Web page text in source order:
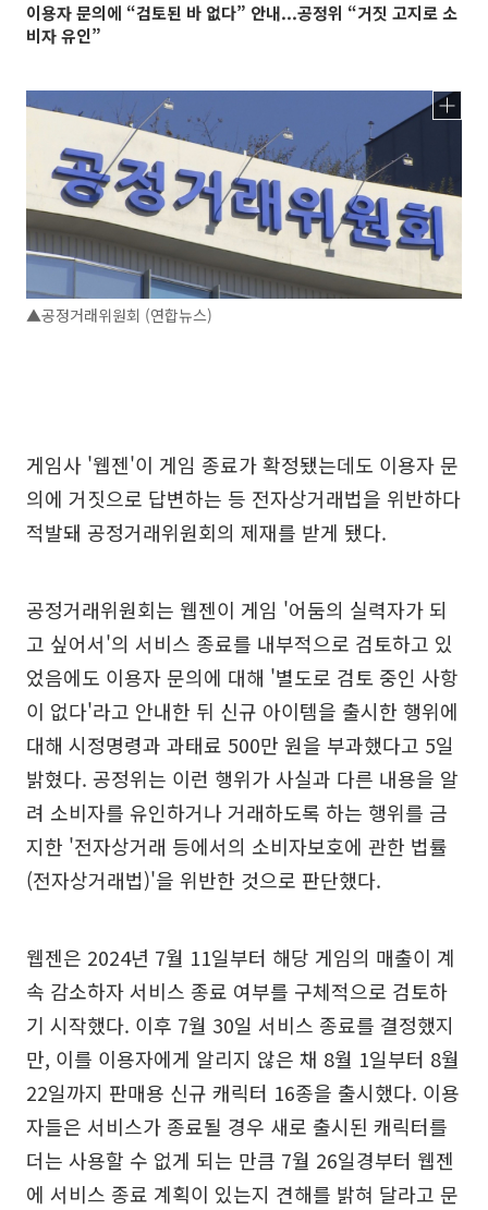
이용자 문의에 “검토된 바 없다” 안내...공정위 “거짓 고지로 소
비자 유인”
▲공정거래위원회 (연합뉴스)
게임사 '웹젠'이 게임 종료가 확정됐는데도 이용자 문
의에 거짓으로 답변하는 등 전자상거래법을 위반하다
적발돼 공정거래위원회의 제재를 받게 됐다.
공정거래위원회는 웹젠이 게임 '어둠의 실력자가 되
고 싶어서'의 서비스 종료를 내부적으로 검토하고 있
었음에도 이용자 문의에 대해 '별도로 검토 중인 사항
이 없다'라고 안내한 뒤 신규 아이템을 출시한 행위에
대해 시정명령과 과태료 500만 원을 부과했다고 5일
밝혔다. 공정위는 이런 행위가 사실과 다른 내용을 알
려 소비자를 유인하거나 거래하도록 하는 행위를 금
지한 '전자상거래 등에서의 소비자보호에 관한 법률
(전자상거래법)'을 위반한 것으로 판단했다.
웹젠은 2024년 7월 11일부터 해당 게임의 매출이 계
속 감소하자 서비스 종료 여부를 구체적으로 검토하
기 시작했다. 이후 7월 30일 서비스 종료를 결정했지
만, 이를 이용자에게 알리지 않은 채 8월 1일부터 8월
22일까지 판매용 신규 캐릭터 16종을 출시했다. 이용
자들은 서비스가 종료될 경우 새로 출시된 캐릭터를
더는 사용할 수 없게 되는 만큼 7월 26일경부터 웹젠
에 서비스 종료 계획이 있는지 견해를 밝혀 달라고 문